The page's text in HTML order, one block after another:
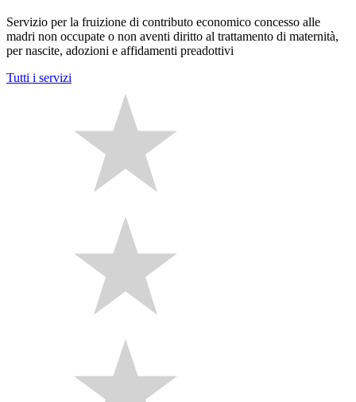
Servizio per la fruizione di contributo economico concesso alle
madri non occupate o non aventi diritto al trattamento di maternità,
per nascite, adozioni e affidamenti preadottivi
Tutti i servizi